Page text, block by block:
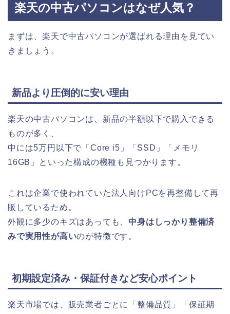
楽天の中古パソコンはなぜ人気？
まずは、楽天で中古パソコンが選ばれる理由を見てい
きましょう。
新品より圧倒的に安い理由
楽天の中古パソコンは、新品の半額以下で購入できる
ものが多く、
中には5万円以下で「Core i5」「SSD」「メモリ
16GB」といった構成の機種も見つかります。
これは企業で使われていた法人向けPCを再整備して再
販しているため。
外観に多少のキズはあっても、 中身はしっかり整備済
みで実用性が高いのが特徴です。
初期設定済み・保証付きなど安心ポイント
楽天市場では、販売業者ごとに「整備品質」「保証期